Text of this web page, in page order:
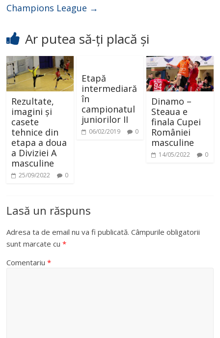
Champions League →
Ar putea să-ți placă și
Rezultate,
imagini și
casete
tehnice din
etapa a doua
a Diviziei A
masculine
25/09/2022 0
Etapă
intermediară
în
campionatul
juniorilor II
06/02/2019 0
Dinamo –
Steaua e
finala Cupei
României
masculine
14/05/2022 0
Lasă un răspuns
Adresa ta de email nu va fi publicată. Câmpurile obligatorii
sunt marcate cu*
Comentariu*